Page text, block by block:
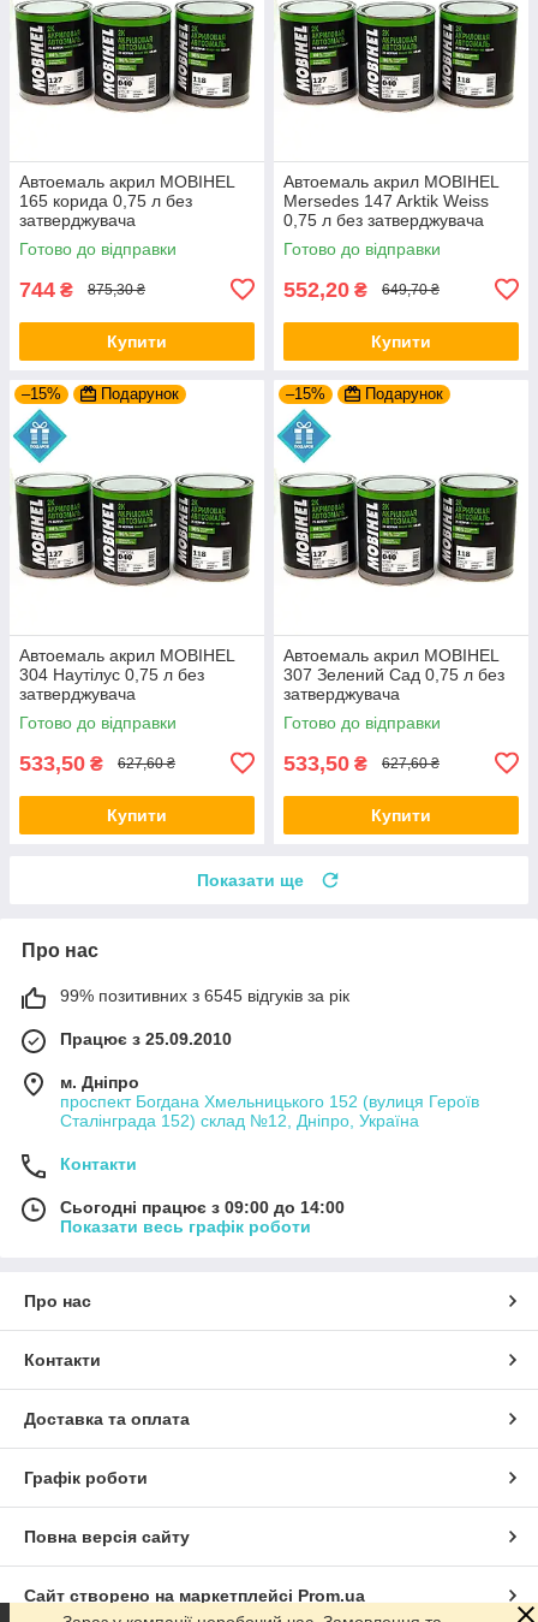
Автоемаль акрил MOBIHEL
165 корида 0,75 л без
затверджувача
Готово до відправки
744 ₴ 875,30 ₴
Купити
Автоемаль акрил MOBIHEL
Mersedes 147 Arktik Weiss
0,75 л без затверджувача
Готово до відправки
552,20 ₴ 649,70 ₴
Купити
–15% Подарунок
Автоемаль акрил MOBIHEL
304 Наутілус 0,75 л без
затверджувача
Готово до відправки
533,50 ₴ 627,60 ₴
Купити
–15% Подарунок
Автоемаль акрил MOBIHEL
307 Зелений Сад 0,75 л без
затверджувача
Готово до відправки
533,50 ₴ 627,60 ₴
Купити
Показати ще
Про нас
99% позитивних з 6545 відгуків за рік
Працює з 25.09.2010
м. Дніпро
проспект Богдана Хмельницького 152 (вулиця Героїв
Сталінграда 152) склад №12, Дніпро, Україна
Контакти
Сьогодні працює з 09:00 до 14:00
Показати весь графік роботи
Про нас
Контакти
Доставка та оплата
Графік роботи
Повна версія сайту
Сайт створено на маркетплейсі Prom.ua